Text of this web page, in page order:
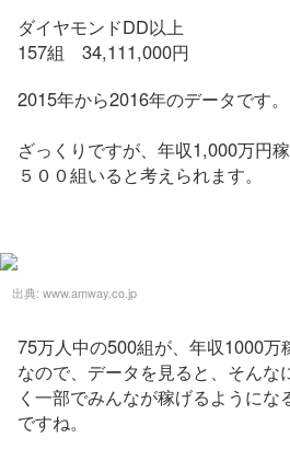
ダイヤモンドDD以上
157組 34,111,000円
2015年から2016年のデータです。
ざっくりですが、年収1,000万円
５００組いると考えられます。
出典: www.amway.co.jp
75万人中の500組が、年収1000万
なので、データを見ると、そんな
く一部でみんなが稼げるようにな
ですね。